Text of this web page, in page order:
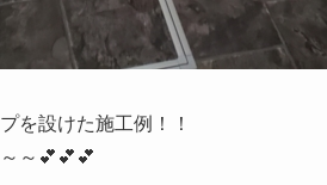
を設けた施工例！！
～💕💕💕